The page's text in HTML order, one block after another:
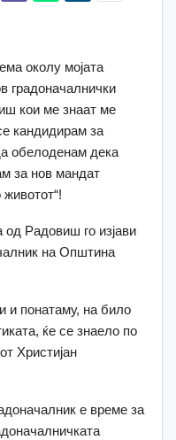
околу мојата
градоначалнички
кои ме знаат ме
кандидирам за
обелоденам дека
за нов мандат
Радовиш го изјави
на Општина
и понатаму, на било
ќе се знаело по
Христијан
е време за